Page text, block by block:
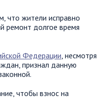
что жители исправно
ремонт долгое время
Федерации, несмотря
признал данную
чтобы взнос на